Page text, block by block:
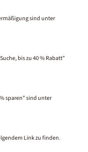
sind unter
bis zu 40 % Rabatt"
sparen" sind unter
Link zu finden.